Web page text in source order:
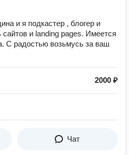
и я подкастер , блогер и
сайтов и landing pages. Имеется
С радостью возьмусь за ваш
2000 ₽
Чат